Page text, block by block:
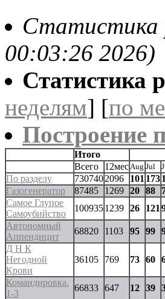
Статистика
00:03:26 2026)
Статистика
неделям] [по
Построение
Итого
Всего
12мес Aug Jul
По разделу 7307402096 101 173
Газогенератор
87485 1269 20 88
Самое Глупое
Самоубийство
1009351239 26 121
Автономный
Аппендицит
68820 1103 95 99
Д Н К
Негодной
Крови
36105 769 73 60
Командировка.
1-3
66833 647 12 39